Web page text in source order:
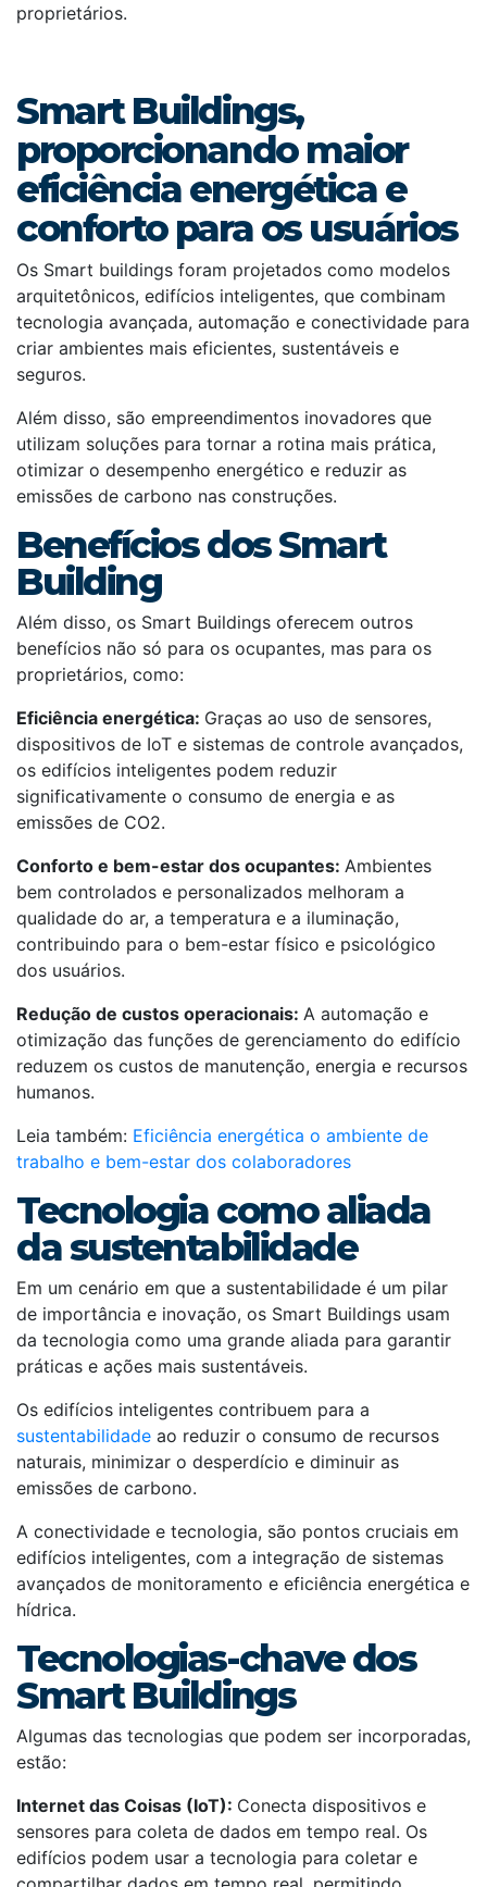
proprietários.
Smart Buildings,
proporcionando maior
eficiência energética e
conforto para os usuários
Os Smart buildings foram projetados como modelos
arquitetônicos, edifícios inteligentes, que combinam
tecnologia avançada, automação e conectividade para
criar ambientes mais eficientes, sustentáveis e
seguros.
Além disso, são empreendimentos inovadores que
utilizam soluções para tornar a rotina mais prática,
otimizar o desempenho energético e reduzir as
emissões de carbono nas construções.
Benefícios dos Smart
Building
Além disso, os Smart Buildings oferecem outros
benefícios não só para os ocupantes, mas para os
proprietários, como:
Eficiência energética: Graças ao uso de sensores,
dispositivos de IoT e sistemas de controle avançados,
os edifícios inteligentes podem reduzir
significativamente o consumo de energia e as
emissões de CO2.
Conforto e bem-estar dos ocupantes: Ambientes
bem controlados e personalizados melhoram a
qualidade do ar, a temperatura e a iluminação,
contribuindo para o bem-estar físico e psicológico
dos usuários.
Redução de custos operacionais: A automação e
otimização das funções de gerenciamento do edifício
reduzem os custos de manutenção, energia e recursos
humanos.
Leia também: Eficiência energética o ambiente de
trabalho e bem-estar dos colaboradores
Tecnologia como aliada
da sustentabilidade
Em um cenário em que a sustentabilidade é um pilar
de importância e inovação, os Smart Buildings usam
da tecnologia como uma grande aliada para garantir
práticas e ações mais sustentáveis.
Os edifícios inteligentes contribuem para a
sustentabilidade ao reduzir o consumo de recursos
naturais, minimizar o desperdício e diminuir as
emissões de carbono.
A conectividade e tecnologia, são pontos cruciais em
edifícios inteligentes, com a integração de sistemas
avançados de monitoramento e eficiência energética e
hídrica.
Tecnologias-chave dos
Smart Buildings
Algumas das tecnologias que podem ser incorporadas,
estão:
Internet das Coisas (IoT): Conecta dispositivos e
sensores para coleta de dados em tempo real. Os
edifícios podem usar a tecnologia para coletar e